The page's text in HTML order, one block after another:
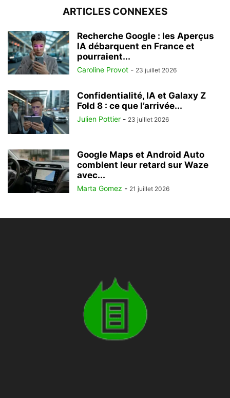
ARTICLES CONNEXES
Recherche Google : les Aperçus
IA débarquent en France et
pourraient...
Caroline Provot - 23 juillet 2026
Confidentialité, IA et Galaxy Z
Fold 8 : ce que l’arrivée...
Julien Pottier - 23 juillet 2026
Google Maps et Android Auto
comblent leur retard sur Waze
avec...
Marta Gomez - 21 juillet 2026